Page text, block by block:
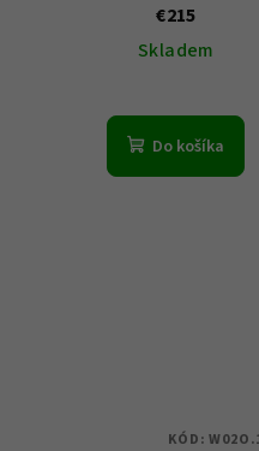
€215
Skladem
Do košíka
KÓD: